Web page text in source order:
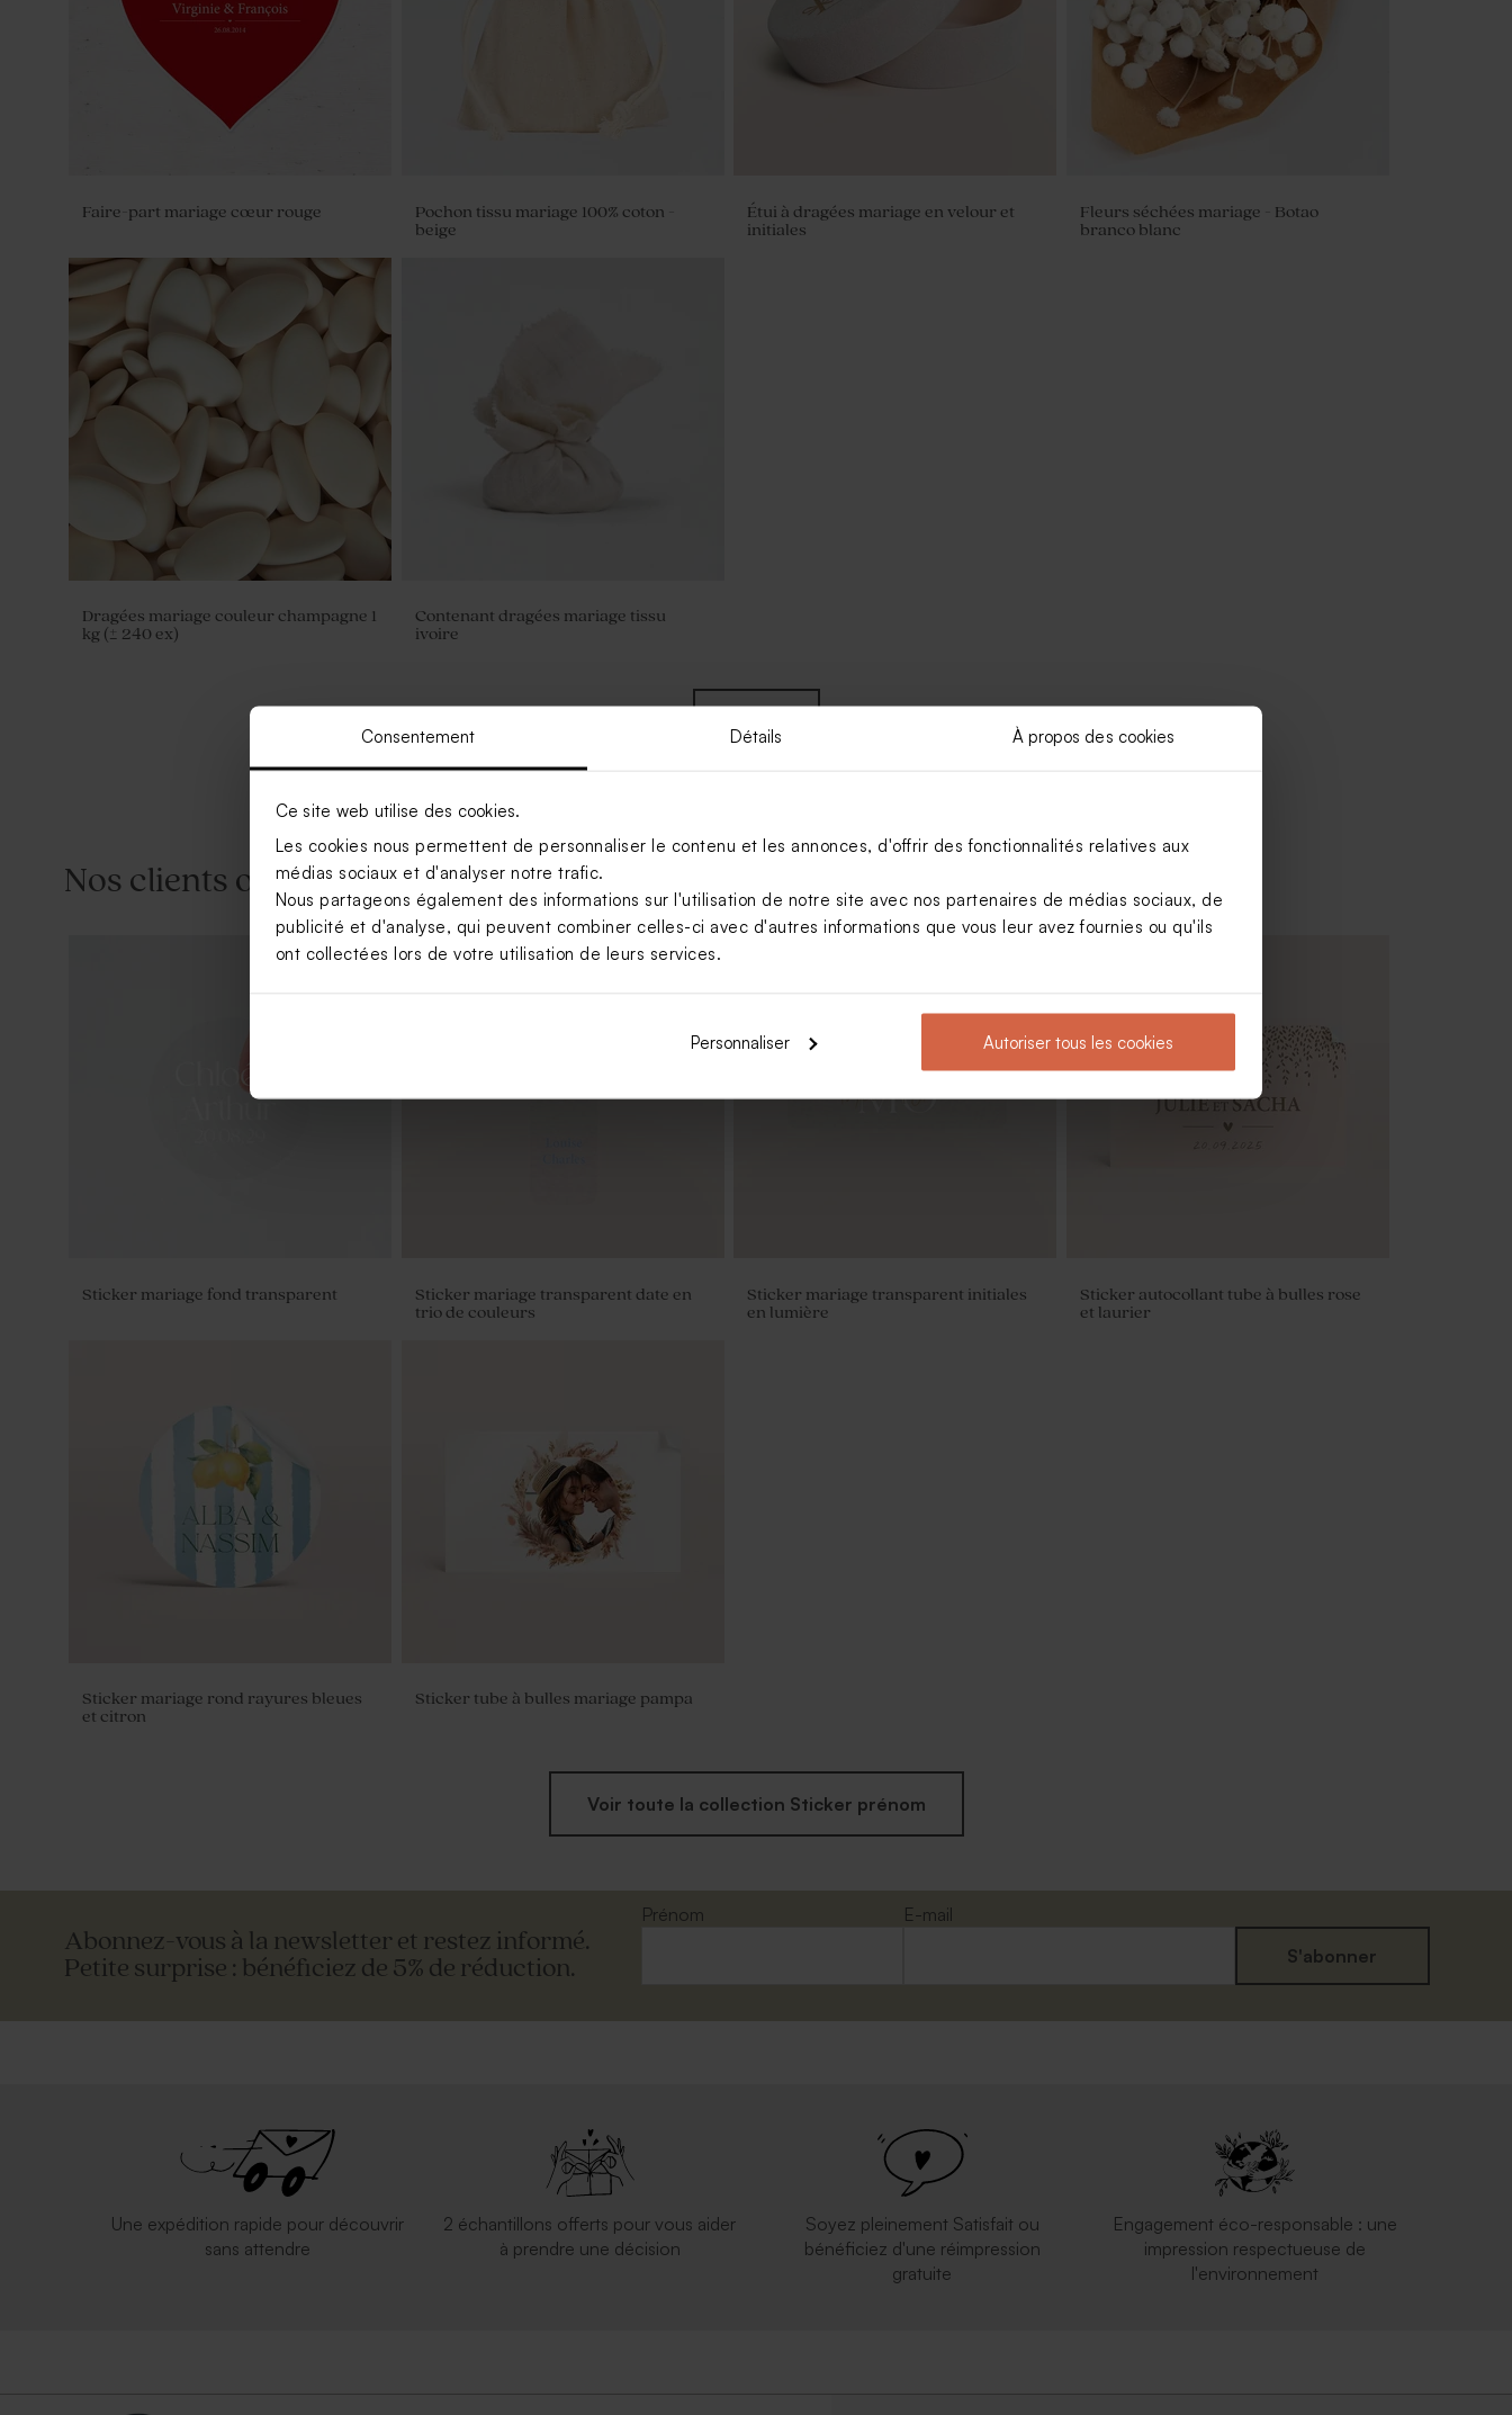
Consentement Détails À propos des cookies
Ce site web utilise des cookies.
Les cookies nous permettent de personnaliser le contenu et les annonces, d'offrir des fonctionnalités relatives aux
médias sociaux et d'analyser notre trafic.
Nous partageons également des informations sur l'utilisation de notre site avec nos partenaires de médias sociaux, de
publicité et d'analyse, qui peuvent combiner celles-ci avec d'autres informations que vous leur avez fournies ou qu'ils
ont collectées lors de votre utilisation de leurs services.
Personnaliser Autoriser tous les cookies
Faire-part mariage cœur rouge
Pochon tissu mariage 100% coton -
beige
Étui à dragées mariage en velour et
initiales
Fleurs séchées mariage - Botao
branco blanc
Dragées mariage couleur champagne 1
kg (± 240 ex)
Contenant dragées mariage tissu
ivoire
Dragées mariage lentilles champagne 1
Moulin à vent mariage beige et son
crayon gris
Boîte en velours ronde mariage sable
Nos clients ont aussi aimé...
Sticker mariage fond transparent
Nouveautés
Sticker mariage transparent date en
trio de couleurs
Sticker mariage transparent initiales
en lumière
Sticker autocollant tube à bulles rose
et laurier
Sticker mariage rond rayures bleues
et citron
Sticker tube à bulles mariage pampa
Voir toute la collection Sticker prénom
Abonnez-vous à la newsletter et restez informé.
Petite surprise : bénéficiez de 5% de réduction.
Prénom
E-mail
S'abonner
Une expédition rapide pour découvrir
sans attendre
2 échantillons offerts pour vous aider
à prendre une décision
Soyez pleinement Satisfait ou
bénéficiez d'une réimpression
gratuite
Engagement éco-responsable : une
impression respectueuse de
l'environnement